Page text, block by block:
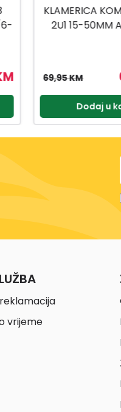
RUČNA
22,95 KM
Dodaj u
vrijeme